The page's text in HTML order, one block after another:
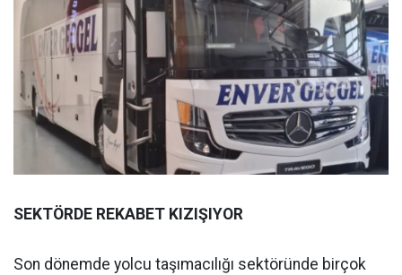
SEKTÖRDE REKABET KIZIŞIYOR
Son dönemde yolcu taşımacılığı sektöründe birçok